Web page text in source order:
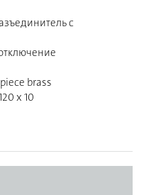
с
brass
x 10